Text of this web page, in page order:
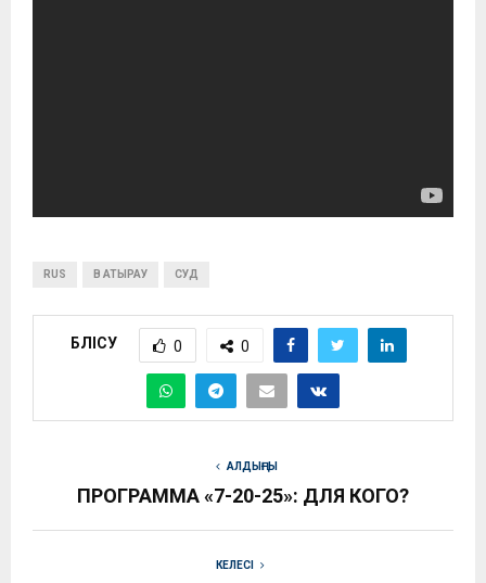
RUS В АТЫРАУ СУД
БӨЛІСУ 0 0
АЛДЫҢҒЫ
ПРОГРАММА «7-20-25»: ДЛЯ КОГО?
КЕЛЕСІ